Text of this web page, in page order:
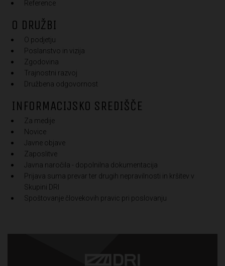
Reference
O DRUŽBI
O podjetju
Poslanstvo in vizija
Zgodovina
Trajnostni razvoj
Družbena odgovornost
INFORMACIJSKO SREDIŠČE
Za medije
Novice
Javne objave
Zaposlitve
Javna naročila - dopolnilna dokumentacija
Prijava suma prevar ter drugih nepravilnosti in kršitev v
Skupini DRI
Spoštovanje človekovih pravic pri poslovanju